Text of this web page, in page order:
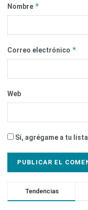
Nombre *
Correo electrónico *
Web
Sí, agrégame a tu
Tendencias